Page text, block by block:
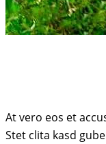
At vero eos et
Stet clita kasd